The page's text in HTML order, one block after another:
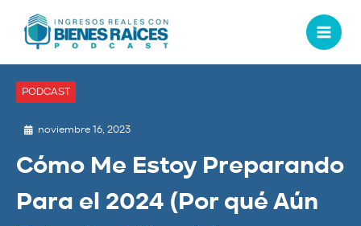
PODCAST
noviembre 16, 2023
Cómo Me Estoy Preparando
Para el 2024 (Por qué Aún